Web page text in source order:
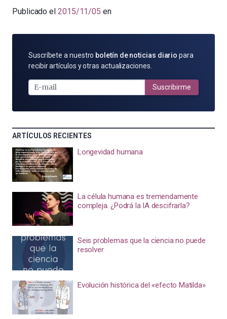
Publicado el 2015/11/05 en
SUSCRÍBETE
POR
MAIL
Suscríbete a nuestro boletín de noticias diario para
recibir artículos y otras actualizaciones.
Suscribirme
ARTÍCULOS RECIENTES
Longevidad humana
La célula humana es tremendamente
compleja. ¿Podrá la IA descifrarla?
Seis problemas que la ciencia no puede
resolver
Evolución histórica del «efecto Matilda»